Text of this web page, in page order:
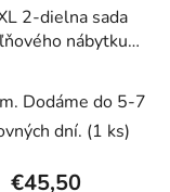
2-dielna sada
nábytku,
Dodáme do 5-7
dní. (1 ks)
€45,50